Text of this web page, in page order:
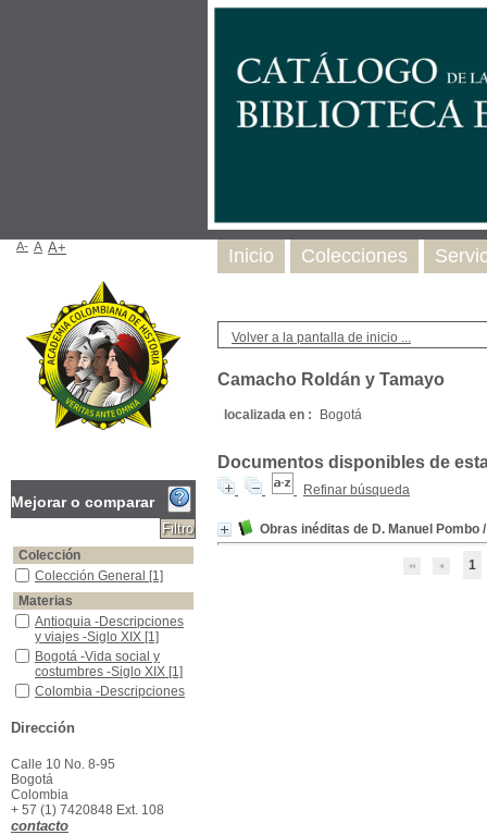
Volver a la pantalla de inicio ...
Camacho Roldán y Tamayo
localizada en : Bogotá
Documentos disponibles de
Refinar búsqueda
Obras inéditas de D. Manuel Pombo
1
Inicio Colecciones
A- A A+
Mejorar o comparar
Colección
Colección General
Colección General [1]
Materias
Antioquia -Descripciones y viajes -Siglo XIX
Antioquia -Descripciones
y viajes -Siglo XIX [1]
Bogotá -Vida social y costumbres -Siglo XIX
Bogotá -Vida social y
costumbres -Siglo XIX [1]
Colombia -Descripciones y viajes -Siglo XIX
Colombia -Descripciones
Literatura Colombiana
Literatura Colombiana
Dirección
Calle 10 No. 8-95
Bogotá
Colombia
+ 57 (1) 7420848 Ext. 108
contacto